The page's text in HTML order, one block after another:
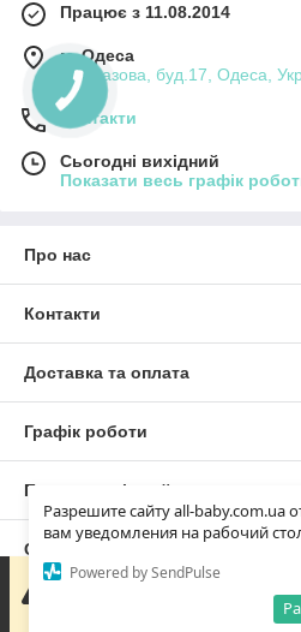
Разрешите сайту all-baby.com.ua
вам уведомления на рабочий
Powered by SendPulse
Працює з 11.08.2014
м. Одеса
вул.Базова, буд.17, Одеса,
Контакти
Сьогодні вихідний
Показати весь графік
Про нас
Контакти
Доставка та оплата
Графік роботи
Повна версія сайту
Сайт створено на маркетплейсі
Політика конфіденційності
Зараз у компанії неробочий
повідомлення будуть
робочого дня (завтра, 10.08).